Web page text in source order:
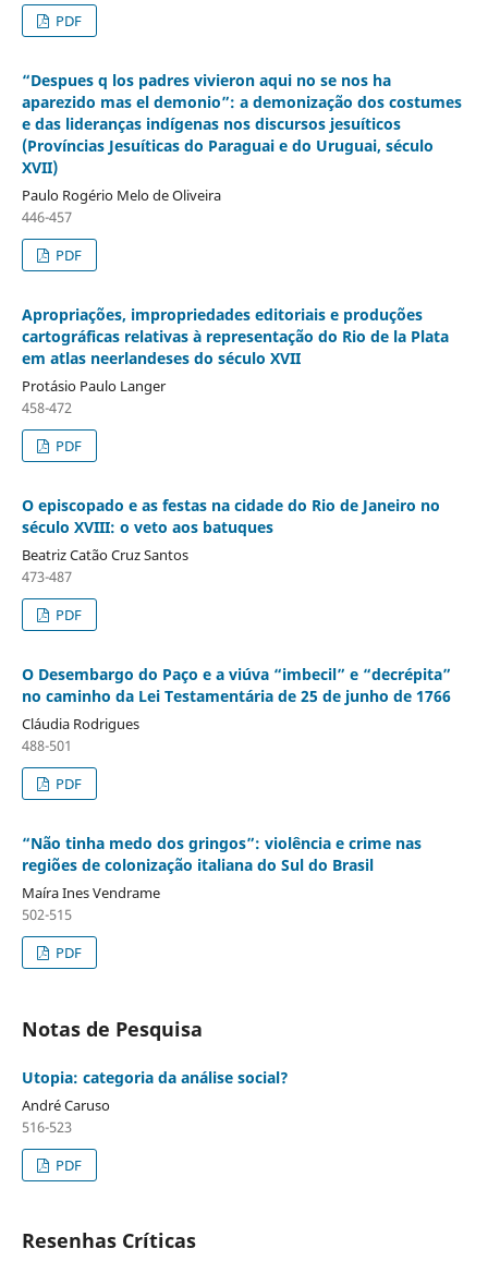
PDF
“Despues q los padres vivieron aqui no se nos ha
aparezido mas el demonio”: a demonização dos costumes
e das lideranças indígenas nos discursos jesuíticos
(Províncias Jesuíticas do Paraguai e do Uruguai, século
XVII)
Paulo Rogério Melo de Oliveira
446-457
PDF
Apropriações, impropriedades editoriais e produções
cartográficas relativas à representação do Rio de la Plata
em atlas neerlandeses do século XVII
Protásio Paulo Langer
458-472
PDF
O episcopado e as festas na cidade do Rio de Janeiro no
século XVIII: o veto aos batuques
Beatriz Catão Cruz Santos
473-487
PDF
O Desembargo do Paço e a viúva “imbecil” e “decrépita”
no caminho da Lei Testamentária de 25 de junho de 1766
Cláudia Rodrigues
488-501
PDF
“Não tinha medo dos gringos”: violência e crime nas
regiões de colonização italiana do Sul do Brasil
Maíra Ines Vendrame
502-515
PDF
Notas de Pesquisa
Utopia: categoria da análise social?
André Caruso
516-523
PDF
Resenhas Críticas